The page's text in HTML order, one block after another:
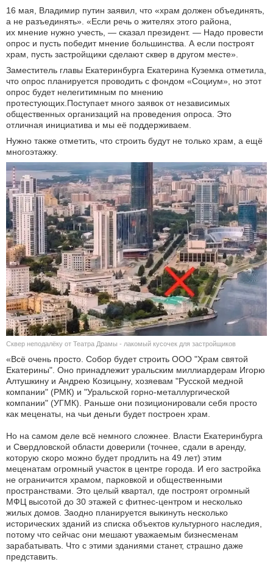
16 мая, Владимир путин заявил, что «храм должен объединять,
а не разъединять». «Если речь о жителях этого района,
их мнение нужно учесть, — сказал президент. — Надо провести
опрос и пусть победит мнение большинства. А если построят
храм, пусть застройщики сделают сквер в другом месте».
Заместитель главы Екатеринбурга Екатерина Куземка отметила,
что опрос планируется проводить с фондом «Социум», но этот
опрос будет нелегитимным по мнению
протестующих.Поступает много заявок от независимых
общественных организаций на проведения опроса. Это
отличная инициатива и мы её поддерживаем.
Нужно также отметить, что строить будут не только храм, а ещё
многоэтажку.
Сквер неподалёку от Театра Драмы - лакомый кусочек для застройщиков
«Всё очень просто. Собор будет строить ООО "Храм святой
Екатерины". Оно принадлежит уральским миллиардерам Игорю
Алтушкину и Андрею Козицыну, хозяевам "Русской медной
компании" (РМК) и "Уральской горно-металлургической
компании" (УГМК). Раньше они позиционировали себя просто
как меценаты, на чьи деньги будет построен храм.
Но на самом деле всё немного сложнее. Власти Екатеринбурга
и Свердловской области доверили (точнее, сдали в аренду,
которую скоро можно будет продлить на 49 лет) этим
меценатам огромный участок в центре города. И его застройка
не ограничится храмом, парковкой и общественными
пространствами. Это целый квартал, где построят огромный
МФЦ высотой до 30 этажей с фитнес-центром и несколько
жилых домов. Заодно планируется выкинуть несколько
исторических зданий из списка объектов культурного наследия,
потому что сейчас они мешают уважаемым бизнесменам
зарабатывать. Что с этими зданиями станет, страшно даже
представить.